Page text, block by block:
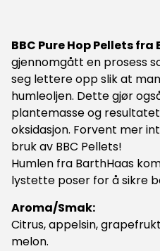
BBC Pure Hop Pellets
gjennomgått en prosess
seg lettere opp slik at
humleoljen. Dette gjør
plantemasse og
oksidasjon. Forvent mer
bruk av BBC Pellets!
Humlen fra BarthHaas
lystette poser for å sikre
Aroma/Smak:
Citrus, appelsin,
melon.